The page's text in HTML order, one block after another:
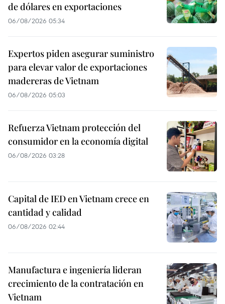
de dólares en exportaciones
06/08/2026 05:34
Expertos piden asegurar suministro
para elevar valor de exportaciones
madereras de Vietnam
06/08/2026 05:03
Refuerza Vietnam protección del
consumidor en la economía digital
06/08/2026 03:28
Capital de IED en Vietnam crece en
cantidad y calidad
06/08/2026 02:44
Manufactura e ingeniería lideran
crecimiento de la contratación en
Vietnam